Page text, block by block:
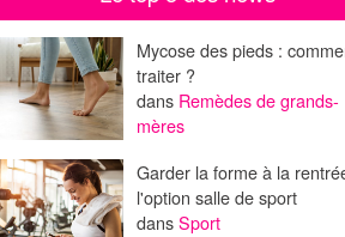
Mycose des pieds :
traiter ?
dans Remèdes de grands-
mères
Garder la forme à la
l'option salle de sport
dansSport